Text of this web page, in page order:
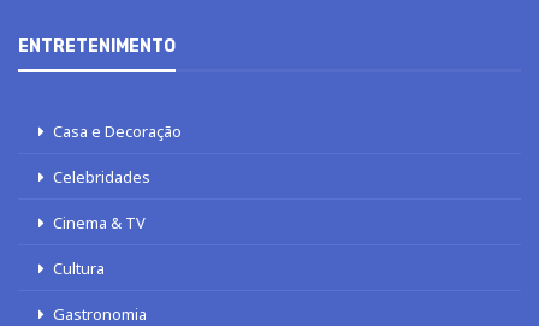
ENTRETENIMENTO
Casa e Decoração
Celebridades
Cinema & TV
Cultura
Gastronomia